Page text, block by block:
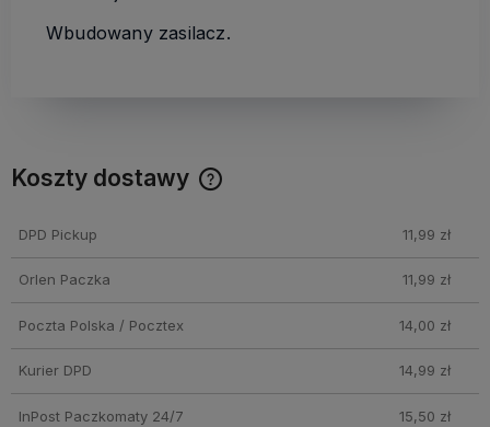
Wbudowany zasilacz.
Koszty dostawy
DPD Pickup 11,99 zł
Orlen Paczka 11,99 zł
Poczta Polska / Pocztex 14,00 zł
Kurier DPD 14,99 zł
InPost Paczkomaty 24/7 15,50 zł